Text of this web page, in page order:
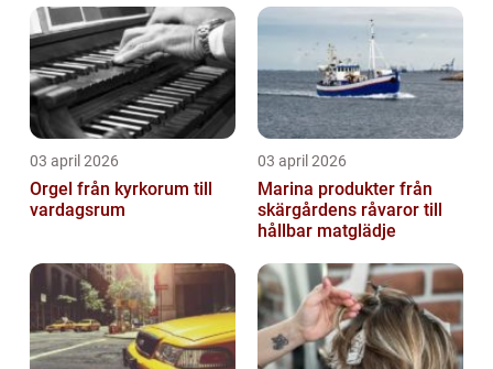
03 april 2026
Orgel från kyrkorum till
vardagsrum
03 april 2026
Marina produkter från
skärgårdens råvaror till
hållbar matglädje